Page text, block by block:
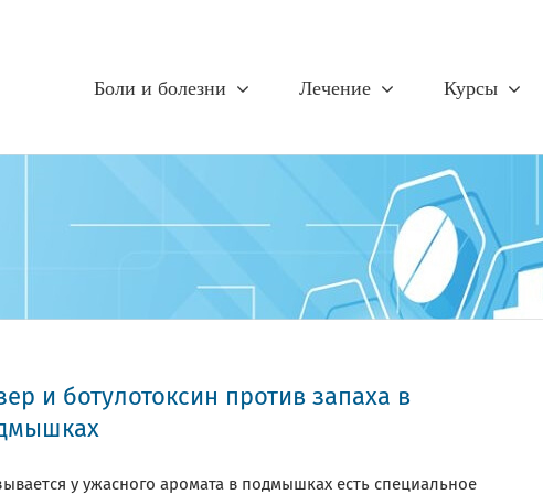
Боли и болезни Лечение Курсы
и ботулотоксин против запаха в
у ужасного аромата в подмышках есть специальное